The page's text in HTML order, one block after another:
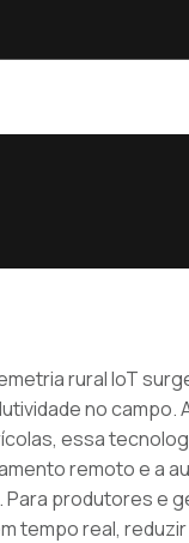
rural IoT
no campo.
essa
remoto e a
Para produtores e
tempo real,